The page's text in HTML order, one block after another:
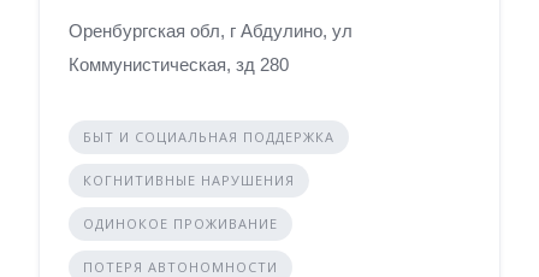
Оренбургская обл, г Абдулино, ул
Коммунистическая, зд 280
БЫТ И СОЦИАЛЬНАЯ ПОДДЕРЖКА
КОГНИТИВНЫЕ НАРУШЕНИЯ
ОДИНОКОЕ ПРОЖИВАНИЕ
ПОТЕРЯ АВТОНОМНОСТИ